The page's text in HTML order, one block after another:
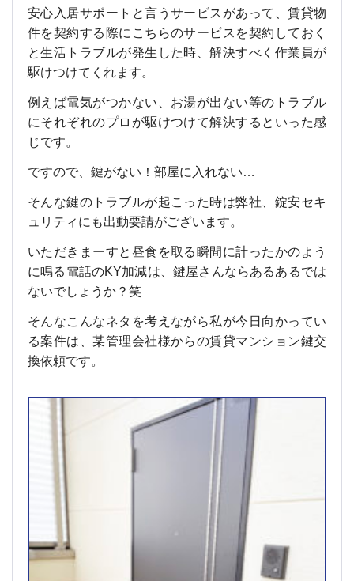
安心入居サポートと言うサービスがあって、賃貸物
件を契約する際にこちらのサービスを契約しておく
と生活トラブルが発生した時、解決すべく作業員が
駆けつけてくれます。
例えば電気がつかない、お湯が出ない等のトラブル
にそれぞれのプロが駆けつけて解決するといった感
じです。
ですので、鍵がない！部屋に入れない…
そんな鍵のトラブルが起こった時は弊社、錠安セキ
ュリティにも出動要請がございます。
いただきまーすと昼食を取る瞬間に計ったかのよう
に鳴る電話のKY加減は、鍵屋さんならあるあるでは
ないでしょうか？笑
そんなこんなネタを考えながら私が今日向かってい
る案件は、某管理会社様からの賃貸マンション鍵交
換依頼です。